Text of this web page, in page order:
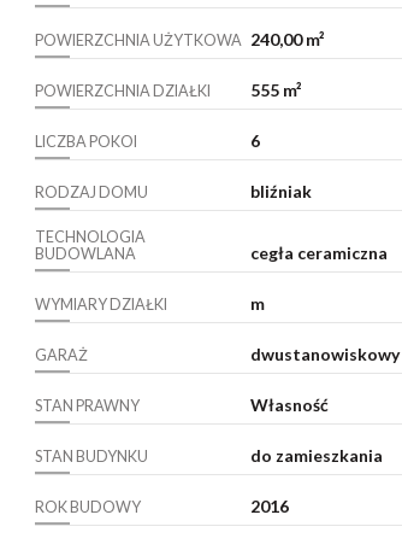
POWIERZCHNIA UŻYTKOWA 240,00 m²
POWIERZCHNIA DZIAŁKI 555 m²
LICZBA POKOI 6
RODZAJ DOMU bliźniak
TECHNOLOGIA
BUDOWLANA
cegła ceramiczna
WYMIARY DZIAŁKI m
GARAŻ dwustanowiskowy
STAN PRAWNY Własność
STAN BUDYNKU do zamieszkania
ROK BUDOWY 2016